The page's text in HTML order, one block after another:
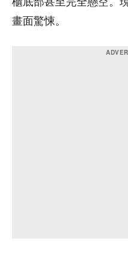
畫面驚悚。